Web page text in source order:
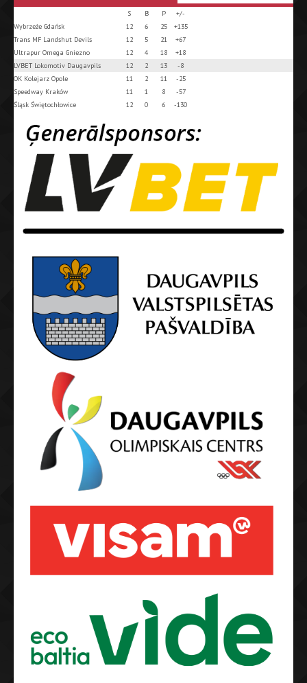
S B P
+/-
Wybrzeże Gdańsk
12 6 25
+135
Trans MF Landshut Devils
12 5 21
+67
Ultrapur Omega Gniezno
12 4 18
+18
LVBET Lokomotiv Daugavpils
12 2 13
-8
OK Kolejarz Opole
11 2 11
-25
Speedway Kraków
11 1 8
-57
Śląsk Świętochłowice
12 0 6 -130